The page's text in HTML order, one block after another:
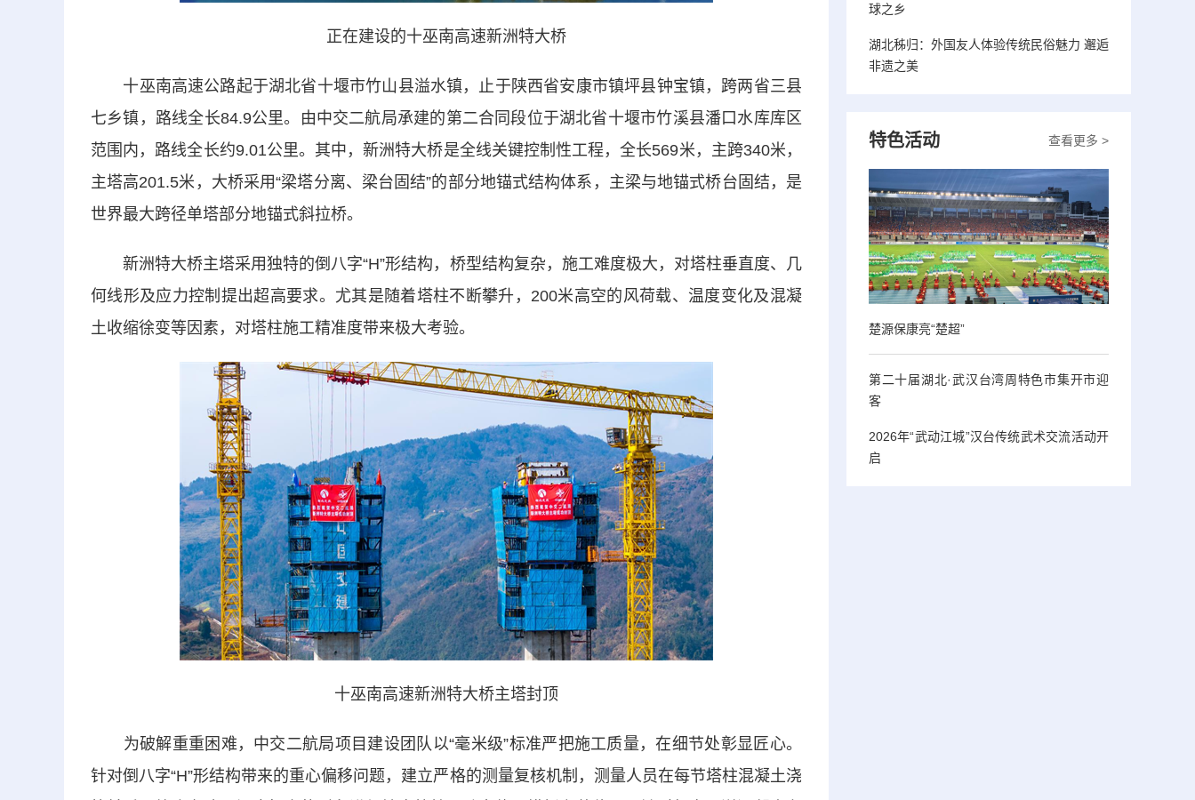
正在建设的十巫南高速新洲特大桥
十巫南高速公路起于湖北省十堰市竹山县溢水镇，止于陕西省安康市镇坪县钟宝镇，跨两省三县
七乡镇，路线全长84.9公里。由中交二航局承建的第二合同段位于湖北省十堰市竹溪县潘口水库库区
范围内，路线全长约9.01公里。其中，新洲特大桥是全线关键控制性工程，全长569米，主跨340米，
主塔高201.5米，大桥采用“梁塔分离、梁台固结”的部分地锚式结构体系，主梁与地锚式桥台固结，是
世界最大跨径单塔部分地锚式斜拉桥。
新洲特大桥主塔采用独特的倒八字“H”形结构，桥型结构复杂，施工难度极大，对塔柱垂直度、几
何线形及应力控制提出超高要求。尤其是随着塔柱不断攀升，200米高空的风荷载、温度变化及混凝
土收缩徐变等因素，对塔柱施工精准度带来极大考验。
十巫南高速新洲特大桥主塔封顶
为破解重重困难，中交二航局项目建设团队以“毫米级”标准严把施工质量，在细节处彰显匠心。
针对倒八字“H”形结构带来的重心偏移问题，建立严格的测量复核机制，测量人员在每节塔柱混凝土浇
球之乡
湖北秭归：外国友人体验传统民俗魅力 邂逅
非遗之美
查看更多 >
特色活动
楚源保康亮“楚超”
第二十届湖北·武汉台湾周特色市集开市迎
客
2026年“武动江城”汉台传统武术交流活动开
启